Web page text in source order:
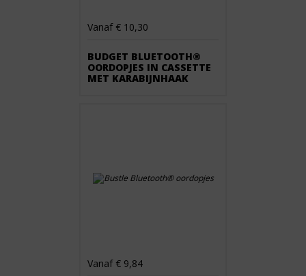
Vanaf € 10,30
BUDGET BLUETOOTH®
OORDOPJES IN CASSETTE
MET KARABIJNHAAK
Vanaf € 9,84